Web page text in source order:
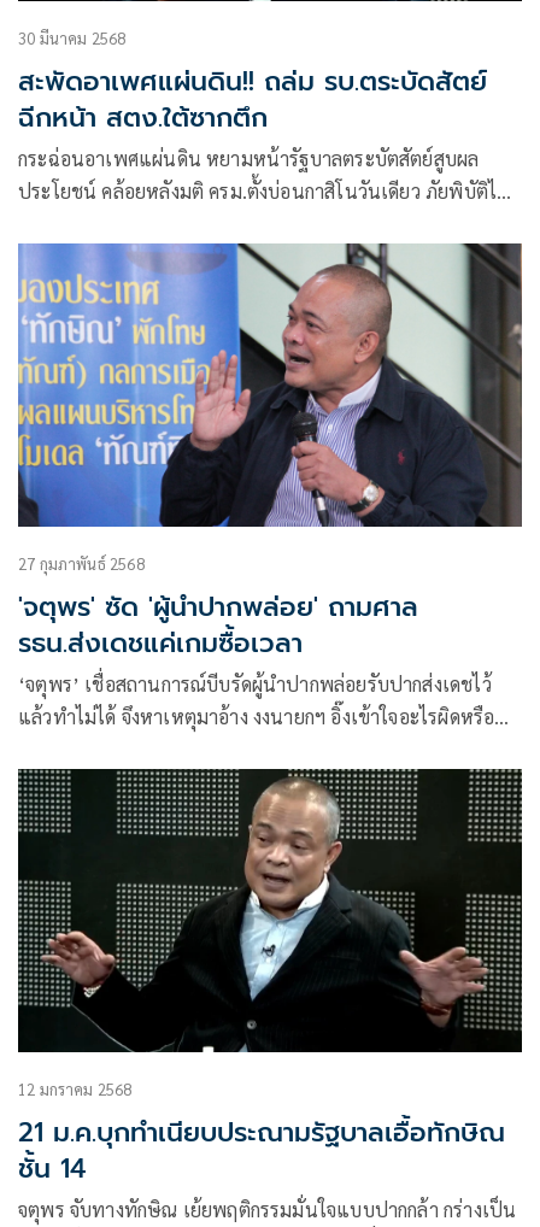
30 มีนาคม 2568
สะพัดอาเพศแผ่นดิน!! ถล่ม รบ.ตระบัดสัตย์
ฉีกหน้า สตง.ใต้ซากตึก
กระฉ่อนอาเพศแผ่นดิน หยามหน้ารัฐบาลตระบัตสัตย์สูบผล
ประโยชน์ คล้อยหลังมติ ครม.ตั้งบ่อนกาสิโนวันเดียว ภัยพิบัติไม่
ป้องปรามโกงยับเยิน หวังให้กู้ชีวิตคนงานปลอดภัย แว่วอีกพนัน
ออนไลน์เข้า ครม.อังคารหน้า นิมนต์ทุกศาสนาเทศเตือนสติ
นักการเมืองไร้สัจจะในระบอบ ปชต.โจร
27 กุมภาพันธ์ 2568
'จตุพร' ซัด 'ผู้นำปากพล่อย' ถามศาล
รธน.ส่งเดชแค่เกมซื้อเวลา
‘จตุพร’ เชื่อสถานการณ์บีบรัดผู้นำปากพล่อยรับปากส่งเดชไว้
แล้วทำไม่ได้ จึงหาเหตุมาอ้าง งงนายกฯ อิ๊งเข้าใจอะไรผิดหรือ
ไม่มีคำตอบให้
12 มกราคม 2568
21 ม.ค.บุกทำเนียบประณามรัฐบาลเอื้อทักษิณ
ชั้น 14
จตุพร จับทางทักษิณ เย้ยพฤติกรรมมั่นใจแบบปากกล้า กร่างเป็น